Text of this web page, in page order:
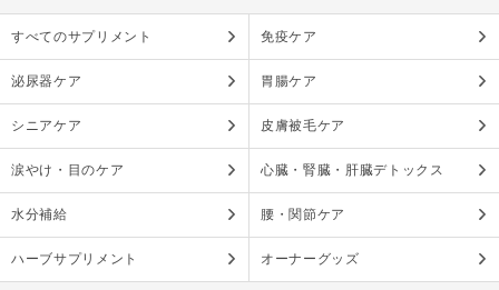
すべてのサプリメント 免疫ケア
泌尿器ケア 胃腸ケア
シニアケア 皮膚被毛ケア
涙やけ・目のケア 心臓・腎臓・肝臓デトックス
水分補給 腰・関節ケア
ハーブサプリメント オーナーグッズ